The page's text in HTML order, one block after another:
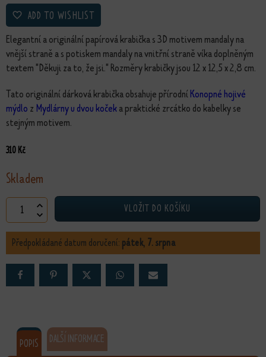
ADD TO WISHLIST
Elegantní a originální papírová krabička s 3D motivem mandaly na
vnější straně a s potiskem mandaly na vnitřní straně víka doplněným
textem "Děkuji za to, že jsi." Rozměry krabičky jsou 12 x 12,5 x 2,8 cm.
Tato originální dárková krabička obsahuje přírodníKonopné hojivé
mýdlo z Mydlárny u dvou kočeka praktické zrcátko do kabelky se
stejným motivem.
310 Kč
Skladem
Dárková sada s konopným mýdlem a zrcátkem množství
VLOŽIT DO KOŠÍKU
Předpokládané datum doručení: pátek, 7. srpna
POPIS DALŠÍ INFORMACE